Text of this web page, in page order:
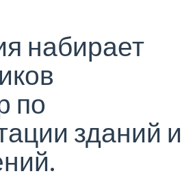
набирает
по
зданий и